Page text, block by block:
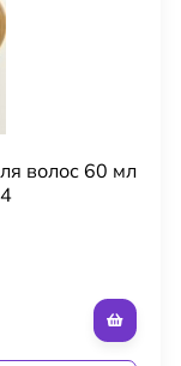
волос 60 мл